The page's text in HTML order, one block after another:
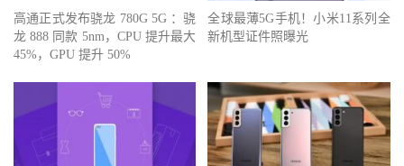
高通正式发布骁龙 780G 5G ：骁
龙 888 同款 5nm，CPU 提升最大
45%，GPU 提升 50%
全球最薄5G手机！小米11系列全
新机型证件照曝光